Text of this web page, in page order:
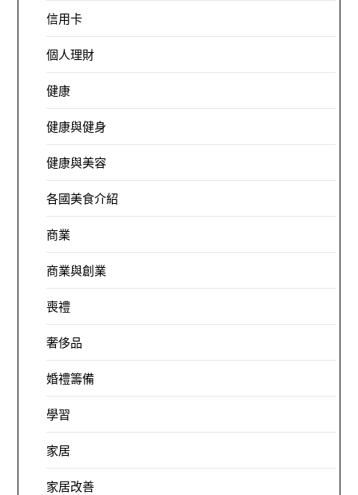
信用卡
個人理財
健康
健康與健身
健康與美容
各國美食介紹
商業
商業與創業
喪禮
奢侈品
婚禮籌備
學習
家居
家居改善